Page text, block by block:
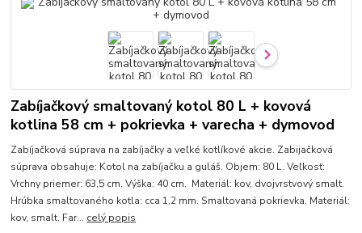
Zabíjačkový smaltovaný kotol 80 L + kovová
kotlina 58 cm + pokrievka + varecha + dymovod
Zabíjačková súprava na zabíjačky a veľké kotlíkové akcie. Zabijačková
súprava obsahuje: Kotol na zabíjačku a guláš. Objem: 80 L. Veľkosť:
Vrchny priemer: 63,5 cm. Výška: 40 cm. Materiál: kov, dvojvrstvový smalt.
Hrúbka smaltovaného kotla: cca 1,2 mm. Smaltovaná pokrievka. Materiál:
kov, smalt. Far... celý popis